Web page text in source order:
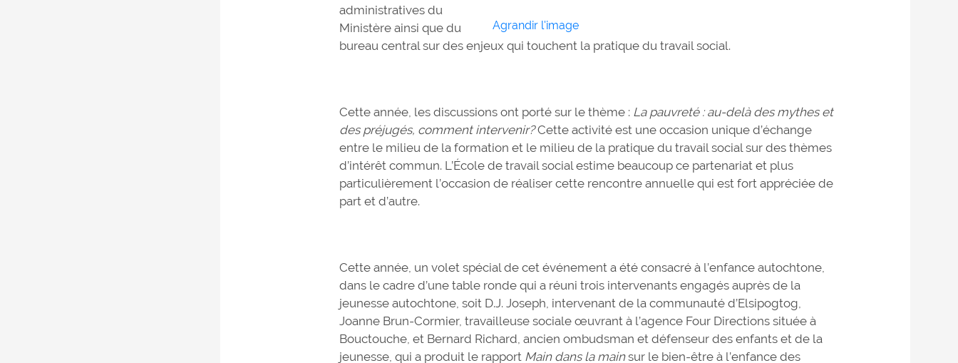
Agrandir l'image
administratives du
Ministère ainsi que du
bureau central sur des enjeux qui touchent la pratique du travail social.
Cette année, les discussions ont porté sur le thème : La pauvreté : au-delà des mythes et
des préjugés, comment intervenir?Cette activité est une occasion unique d’échange
entre le milieu de la formation et le milieu de la pratique du travail social sur des thèmes
d’intérêt commun. L’École de travail social estime beaucoup ce partenariat et plus
particulièrement l’occasion de réaliser cette rencontre annuelle qui est fort appréciée de
part et d’autre.
Cette année, un volet spécial de cet événement a été consacré à l’enfance autochtone,
dans le cadre d’une table ronde qui a réuni trois intervenants engagés auprès de la
jeunesse autochtone, soit D.J. Joseph, intervenant de la communauté d’Elsipogtog,
Joanne Brun-Cormier, travailleuse sociale œuvrant à l’agence Four Directions située à
Bouctouche, et Bernard Richard, ancien ombudsman et défenseur des enfants et de la
jeunesse, qui a produit le rapport Main dans la mainsur le bien-être à l’enfance des